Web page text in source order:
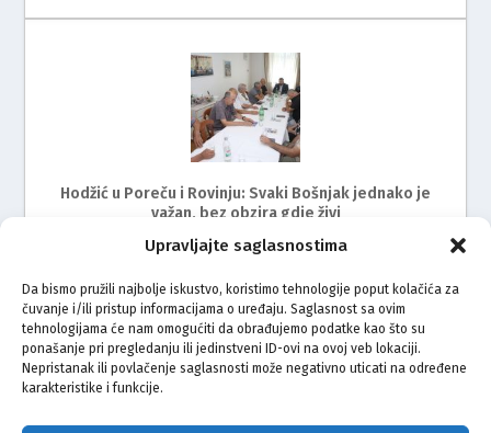
Upravljajte saglasnostima
Da bismo pružili najbolje iskustvo, koristimo tehnologije poput kolačića za
čuvanje i/ili pristup informacijama o uređaju. Saglasnost sa ovim
tehnologijama će nam omogućiti da obrađujemo podatke kao što su
ponašanje pri pregledanju ili jedinstveni ID-ovi na ovoj veb lokaciji.
Nepristanak ili povlačenje saglasnosti može negativno uticati na određene
karakteristike i funkcije.
Hodžić u Poreču i Rovinju: Svaki Bošnjak jednako je
važan, bez obzira gdje živi
Održan radni sastanak s predstavnicima Bošnjaka